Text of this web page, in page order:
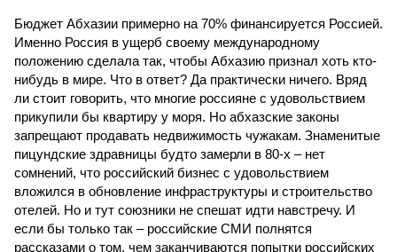
Бюджет Абхазии примерно на 70% финансируется Россией.
Именно Россия в ущерб своему международному
положению сделала так, чтобы Абхазию признал хоть кто-
нибудь в мире. Что в ответ? Да практически ничего. Вряд
ли стоит говорить, что многие россияне с удовольствием
прикупили бы квартиру у моря. Но абхазские законы
запрещают продавать недвижимость чужакам. Знаменитые
пицундские здравницы будто замерли в 80-х – нет
сомнений, что российский бизнес с удовольствием
вложился в обновление инфраструктуры и строительство
отелей. Но и тут союзники не спешат идти навстречу. И
если бы только так – российские СМИ полнятся
рассказами о том, чем заканчиваются попытки российских